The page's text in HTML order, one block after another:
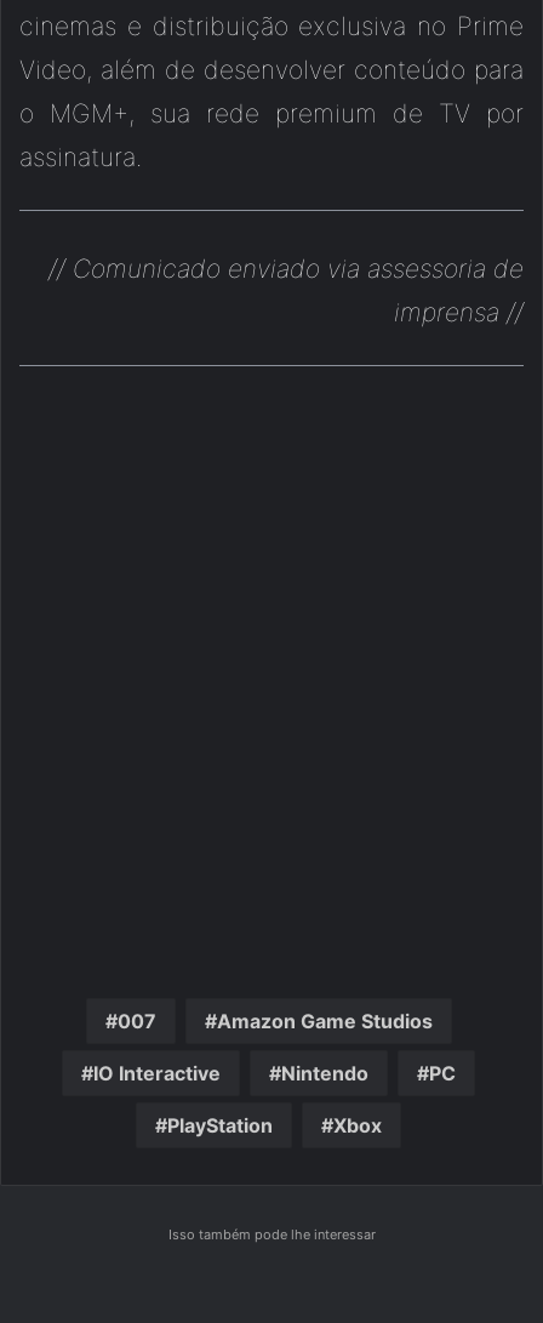
cinemas e distribuição exclusiva no Prime
Video, além de desenvolver conteúdo para
o MGM+, sua rede premium de TV por
assinatura.
// Comunicado enviado via assessoria de
imprensa //
007 Amazon Game Studios
IO Interactive Nintendo PC
PlayStation Xbox
Isso também pode lhe interessar